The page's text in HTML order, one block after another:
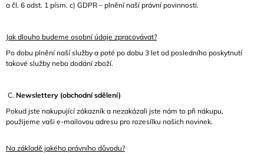
a čl. 6 odst. 1 písm. c) GDPR – plnění naší právní povinnosti.
Jak dlouho budeme osobní údaje zpracovávat?
Po dobu plnění naší služby a poté po dobu 3 let od posledního poskytnutí
takové služby nebo dodání zboží.
C. Newslettery (obchodní sdělení)
Pokud jste nakupující zákazník a nezakázali jste nám to při nákupu,
použijeme vaši e-mailovou adresu pro rozesílku našich novinek.
Na základě jakého právního důvodu?